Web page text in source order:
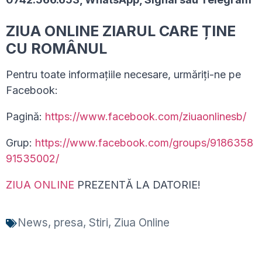
ZIUA ONLINE ZIARUL CARE ȚINE
CU ROMÂNUL
Pentru toate informațiile necesare, urmăriți-ne pe
Facebook:
Pagină: https://www.facebook.com/ziuaonlinesb/
Grup: https://www.facebook.com/groups/9186358
91535002/
ZIUA ONLINE PREZENTĂ LA DATORIE!
News, presa, Stiri, Ziua Online